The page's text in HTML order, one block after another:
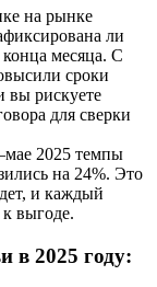
на рынке
ли
месяца. С
сроки
вы рискуете
для сверки
2025 темпы
на 24%. Это
и каждый
выгоде.
в 2025 году: